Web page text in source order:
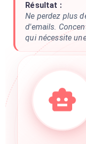
Résultat :
Ne perdez plus
d'emails.
qui nécessite